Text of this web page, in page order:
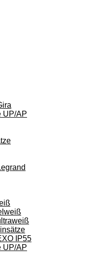
UP/AP
IP55
UP/AP